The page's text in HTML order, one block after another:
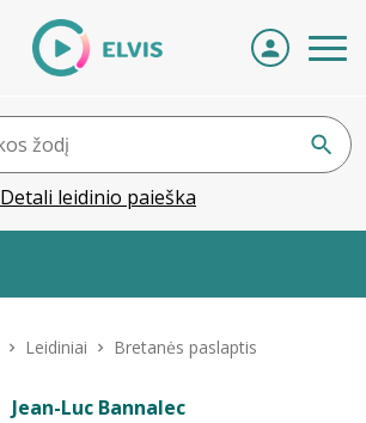
Detali leidinio paieška
Leidiniai Bretanės paslaptis
Jean-Luc Bannalec